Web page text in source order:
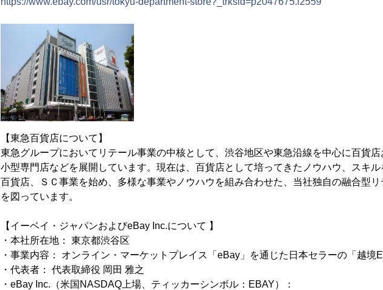
【東急百貨店について】
東急グループにおいてリテール事業の中核として、渋谷地区や東急沿線を中心に百貨店
小型専門店などを展開しています。現在は、百貨店として培ってきたノウハウ、スキル
百貨店、ＳＣ事業を始め、多様な事業やノウハウを組み合わせた、当社独自の融合型
を図っています。
【イーベイ・ジャパンおよびeBay Inc.について 】
・本社所在地： 東京都渋谷区
・事業内容： オンライン・マーケットプレイス「eBay」を通じた日本セラーの「越
・代表者： 代表取締役 岡田 雅之
・eBay Inc.（米国NASDAQ上場、ティッカーシンボル：EBAY）：